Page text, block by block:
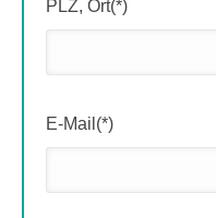
PLZ, Ort(*)
E-Mail(*)